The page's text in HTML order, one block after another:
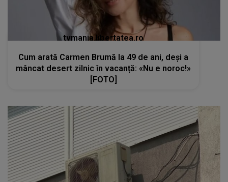
tvmania.libertatea.ro
Cum arată Carmen Brumă la 49 de ani, deși a
mâncat desert zilnic în vacanță: «Nu e noroc!»
[FOTO]